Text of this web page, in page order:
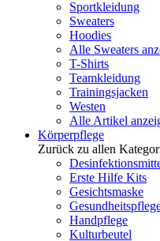
Sportkleidung
Sweaters
Hoodies
Alle Sweaters
T-Shirts
Teamkleidung
Trainingsjacken
Westen
Alle Artikel
Körperpflege
Zurück zu allen
Erste Hilfe Kits
Gesichtsmaske
Handpflege
Kulturbeutel